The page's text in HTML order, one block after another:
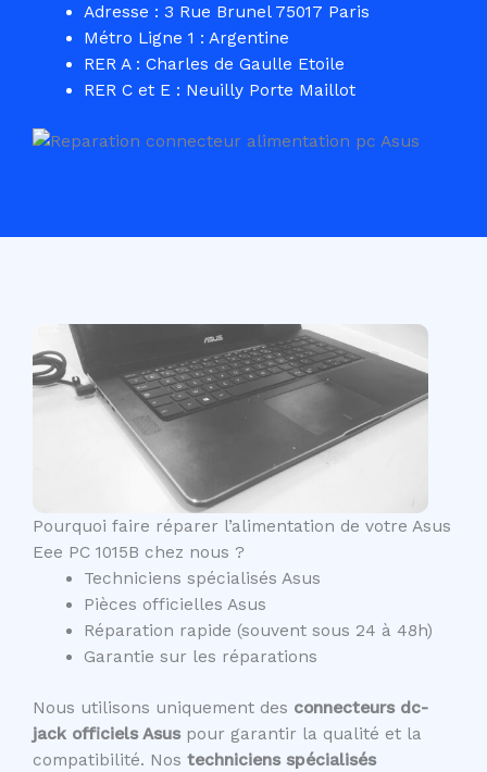
Adresse : 3 Rue Brunel 75017 Paris
Métro Ligne 1 : Argentine
RER A : Charles de Gaulle Etoile
RER C et E : Neuilly Porte Maillot
Pourquoi faire réparer l’alimentation de votre Asus
Eee PC 1015B chez nous ?
Techniciens spécialisés Asus
Pièces officielles Asus
Réparation rapide (souvent sous 24 à 48h)
Garantie sur les réparations
Nous utilisons uniquement des connecteurs dc-
jack officiels Asuspour garantir la qualité et la
compatibilité. Nos techniciens spécialisés